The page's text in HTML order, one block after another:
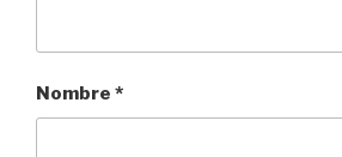
Nombre *